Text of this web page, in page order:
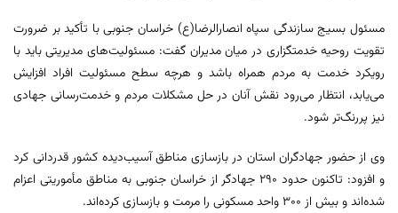
مسئول بسیج سازندگی سپاه انصارالرضا(ع) خراسان جنوبی با تأکید بر ضرورت
تقویت روحیه خدمتگزاری در میان مدیران گفت: مسئولیت‌های مدیریتی باید با
رویکرد خدمت به مردم همراه باشد و هرچه سطح مسئولیت افراد افزایش
می‌یابد، انتظار می‌رود نقش آنان در حل مشکلات مردم و خدمت‌رسانی جهادی
نیز پررنگ‌تر شود.
وی از حضور جهادگران استان در بازسازی مناطق آسیب‌دیده کشور قدردانی کرد
و افزود: تاکنون حدود ۲۹۰ جهادگر از خراسان جنوبی به مناطق مأموریتی اعزام
شده‌اند و بیش از ۳۰۰ واحد مسکونی را مرمت و بازسازی کرده‌اند.